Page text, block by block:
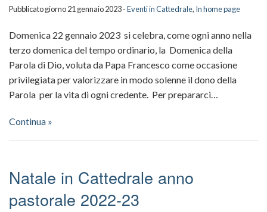
Pubblicato giorno 21 gennaio 2023 -Eventi in Cattedrale, In home page
Domenica 22 gennaio 2023 si celebra, come ogni anno nella
terzo domenica del tempo ordinario, la Domenica della
Parola di Dio, voluta da Papa Francesco come occasione
privilegiata per valorizzare in modo solenne il dono della
Parola per la vita di ogni credente. Per prepararci…
Continua »
Natale in Cattedrale anno
pastorale 2022-23